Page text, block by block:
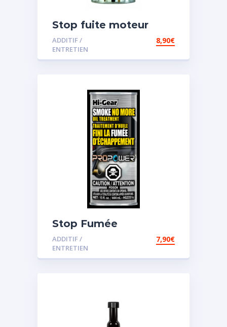
Stop fuite moteur
ADDITIF /
ENTRETIEN
8,90€
Stop Fumée
ADDITIF /
ENTRETIEN
7,90€